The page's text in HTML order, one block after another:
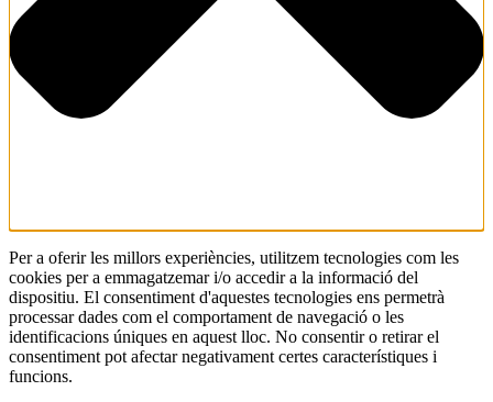
Per a oferir les millors experiències, utilitzem tecnologies com les
cookies per a emmagatzemar i/o accedir a la informació del
dispositiu. El consentiment d'aquestes tecnologies ens permetrà
processar dades com el comportament de navegació o les
identificacions úniques en aquest lloc. No consentir o retirar el
consentiment pot afectar negativament certes característiques i
funcions.